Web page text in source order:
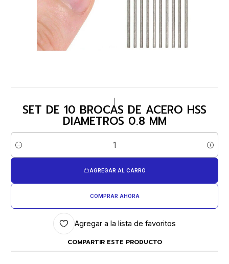
SET DE 10 BROCAS DE ACERO HSS
DIAMETROS 0.8 MM
Cantidad
AGREGAR AL CARRO
COMPRAR AHORA
Agregar a la lista de favoritos
COMPARTIR ESTE PRODUCTO